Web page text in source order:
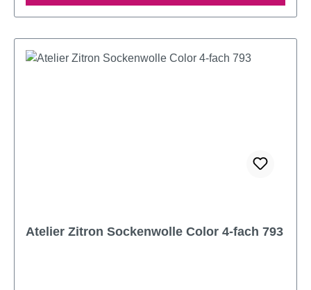
Atelier Zitron Sockenwolle Color 4-fach 793